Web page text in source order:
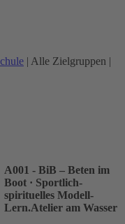
| Alle Zielgruppen |
A001 - BiB – Beten im
Boot · Sportlich-
spirituelles Modell-
Lern.Atelier am Wasser